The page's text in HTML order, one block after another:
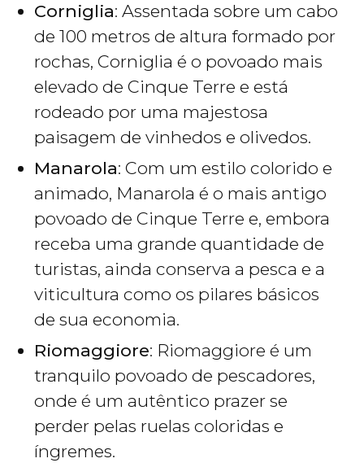
Corniglia: Assentada sobre um cabo
de 100 metros de altura formado por
rochas, Corniglia é o povoado mais
elevado de Cinque Terre e está
rodeado por uma majestosa
paisagem de vinhedos e olivedos.
Manarola: Com um estilo colorido e
animado, Manarola é o mais antigo
povoado de Cinque Terre e, embora
receba uma grande quantidade de
turistas, ainda conserva a pesca e a
viticultura como os pilares básicos
de sua economia.
Riomaggiore: Riomaggiore é um
tranquilo povoado de pescadores,
onde é um autêntico prazer se
perder pelas ruelas coloridas e
íngremes.